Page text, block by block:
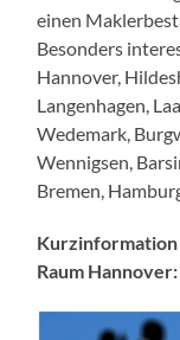
einen
Besonders
Hannover,
Langenhagen,
Wedemark,
Wennigsen,
Bremen,
Kurzinformation
Raum Hannover: